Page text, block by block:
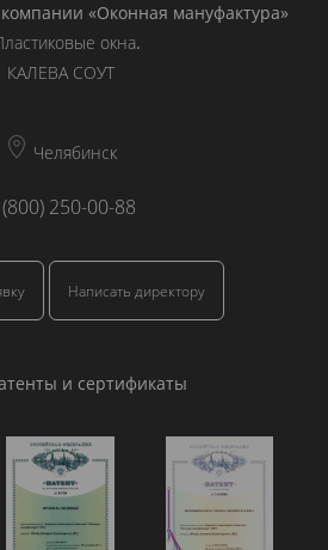
«Оконная мануфактура»
окна.
КАЛЕВА СОУТ
Челябинск
250-00-88
Написать директору
и сертификаты